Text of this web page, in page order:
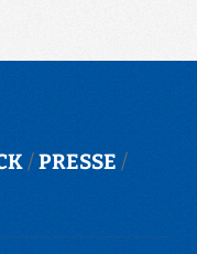
/PRESSE /